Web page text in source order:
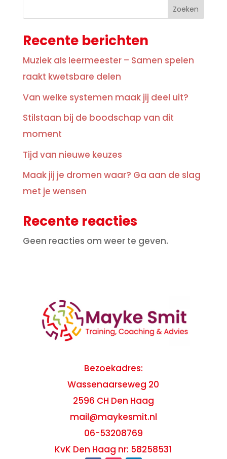
Zoeken
Recente berichten
Muziek als leermeester – Samen spelen
raakt kwetsbare delen
Van welke systemen maak jij deel uit?
Stilstaan bij de boodschap van dit
moment
Tijd van nieuwe keuzes
Maak jij je dromen waar? Ga aan de slag
met je wensen
Recente reacties
Geen reacties om weer te geven.
Bezoekadres:
Wassenaarseweg 20
2596 CH Den Haag
mail@maykesmit.nl
06-53208769
KvK Den Haag nr: 58258531